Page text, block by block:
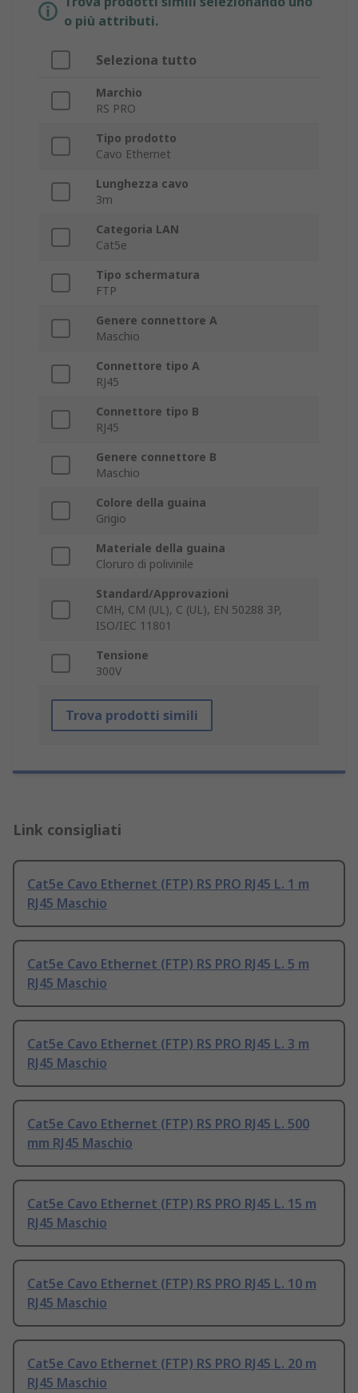
o più attributi.
Seleziona tutto
Marchio
RS PRO
Tipo prodotto
Cavo Ethernet
Lunghezza cavo
3m
Categoria LAN
Cat5e
Tipo schermatura
FTP
Genere connettore A
Maschio
Connettore tipo A
RJ45
Connettore tipo B
RJ45
Genere connettore B
Maschio
Colore della guaina
Grigio
Materiale della guaina
Cloruro di polivinile
Standard/Approvazioni
CMH, CM (UL), C (UL), EN 50288 3P,
ISO/IEC 11801
Tensione
300V
Trova prodotti simili
Link consigliati
Cat5e Cavo Ethernet (FTP) RS PRO RJ45 L. 1 m
RJ45 Maschio
Cat5e Cavo Ethernet (FTP) RS PRO RJ45 L. 5 m
RJ45 Maschio
Cat5e Cavo Ethernet (FTP) RS PRO RJ45 L. 3 m
RJ45 Maschio
Cat5e Cavo Ethernet (FTP) RS PRO RJ45 L. 500
mm RJ45 Maschio
Cat5e Cavo Ethernet (FTP) RS PRO RJ45 L. 15 m
RJ45 Maschio
Cat5e Cavo Ethernet (FTP) RS PRO RJ45 L. 10 m
RJ45 Maschio
Cat5e Cavo Ethernet (FTP) RS PRO RJ45 L. 20 m
RJ45 Maschio